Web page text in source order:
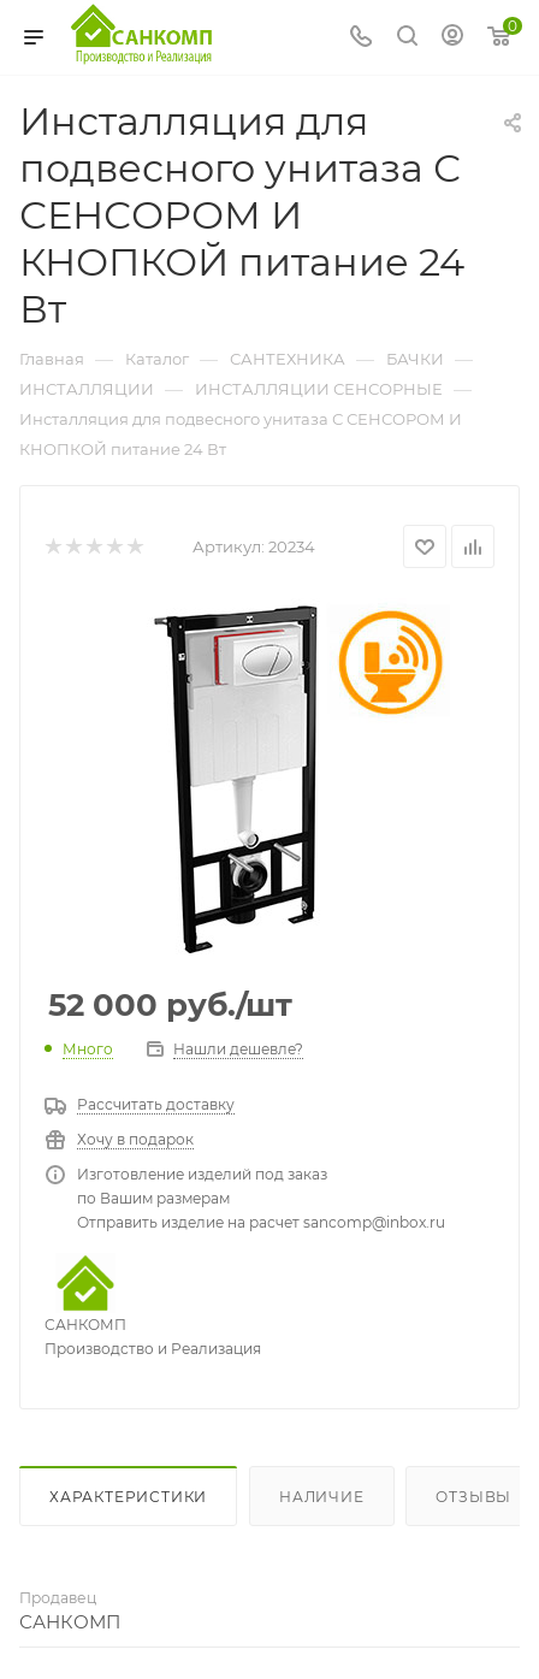
0
Инсталляция для
подвесного унитаза С
СЕНСОРОМ И
КНОПКОЙ питание 24
Вт
Главная — Каталог — САНТЕХНИКА — БАЧКИ —
ИНСТАЛЛЯЦИИ — ИНСТАЛЛЯЦИИ СЕНСОРНЫЕ —
Инсталляция для подвесного унитаза С СЕНСОРОМ И
КНОПКОЙ питание 24 Вт
Артикул: 20234
52 000 руб./шт
Много Нашли дешевле?
Рассчитать доставку
Хочу в подарок
Изготовление изделий под заказ
по Вашим размерам
Отправить изделие на расчет sancomp@inbox.ru
САНКОМП
Производство и Реализация
ХАРАКТЕРИСТИКИ НАЛИЧИЕ ОТЗЫВЫ
Продавец
САНКОМП